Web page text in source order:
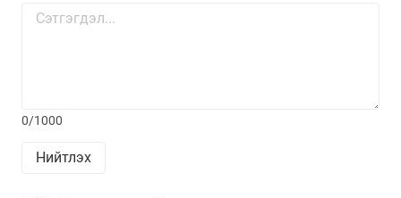
0/1000
Нийтлэх